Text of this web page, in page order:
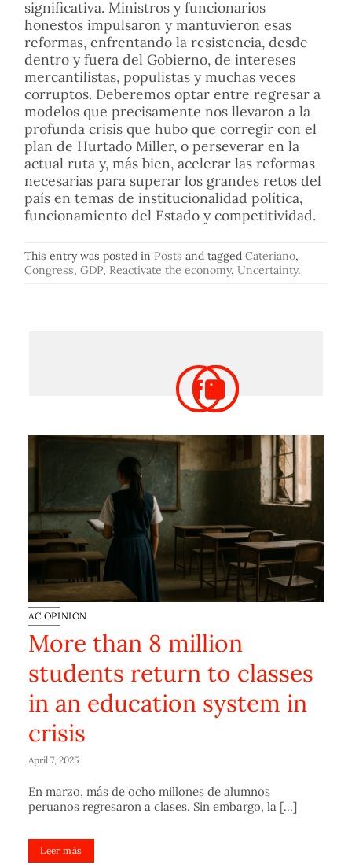
significativa. Ministros y funcionarios
honestos impulsaron y mantuvieron esas
reformas, enfrentando la resistencia, desde
dentro y fuera del Gobierno, de intereses
mercantilistas, populistas y muchas veces
corruptos. Deberemos optar entre regresar a
modelos que precisamente nos llevaron a la
profunda crisis que hubo que corregir con el
plan de Hurtado Miller, o perseverar en la
actual ruta y, más bien, acelerar las reformas
necesarias para superar los grandes retos del
país en temas de institucionalidad política,
funcionamiento del Estado y competitividad.
This entry was posted in Posts and tagged Cateriano,
Congress, GDP, Reactivate the economy, Uncertainty.
AC OPINION
More than 8 million
students return to classes
in an education system in
crisis
April 7, 2025
En marzo, más de ocho millones de alumnos
peruanos regresaron a clases. Sin embargo, la [...]
Leer más